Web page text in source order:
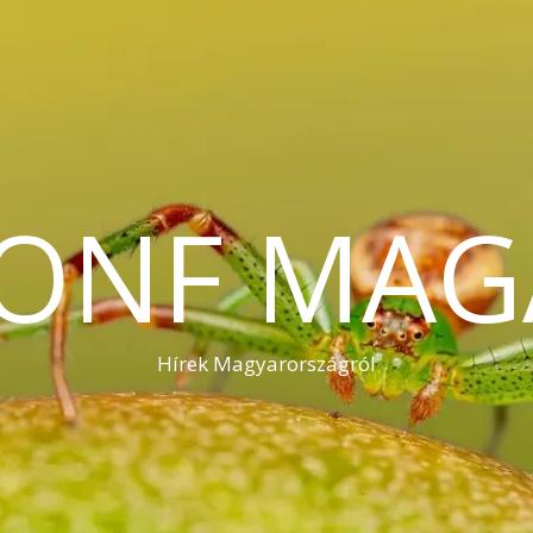
Hírek Magyarországról